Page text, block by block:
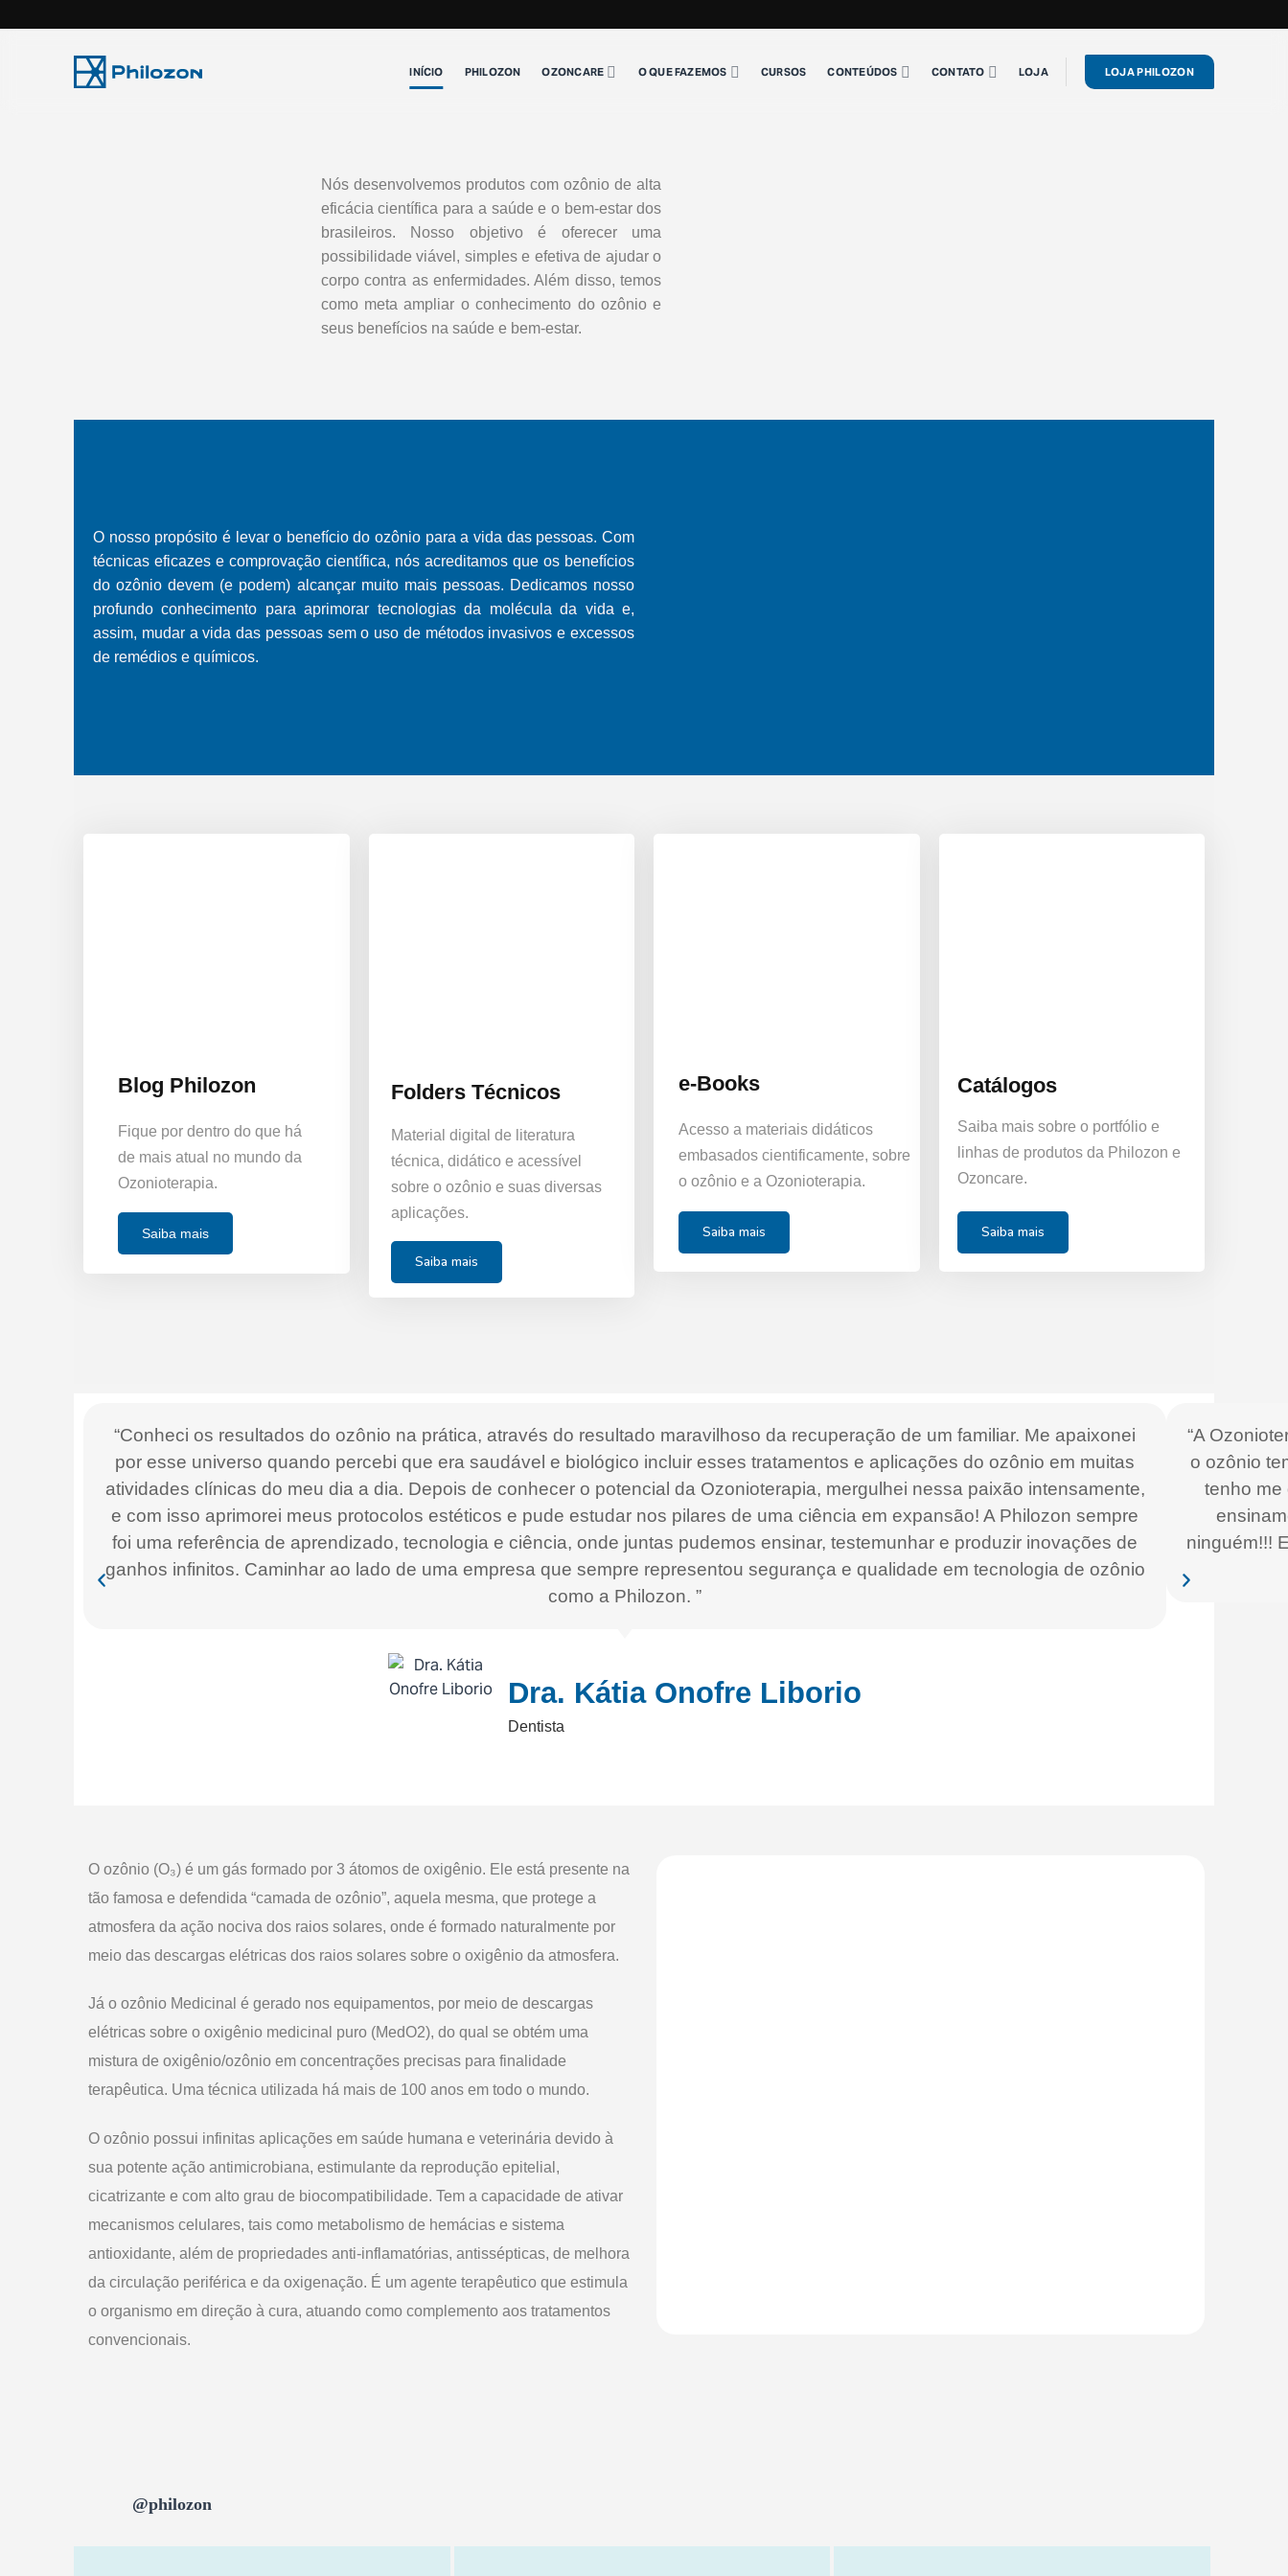
INÍCIO PHILOZON OZONCARE O QUE FAZEMOS CURSOS CONTEÚDOS CONTATO LOJA LOJA PHILOZON
Nós desenvolvemos produtos com ozônio de alta
eficácia científica para a saúde e o bem-estar dos
brasileiros. Nosso objetivo é oferecer uma
possibilidade viável, simples e efetiva de ajudar o
corpo contra as enfermidades. Além disso, temos
como meta ampliar o conhecimento do ozônio e
seus benefícios na saúde e bem-estar.
O nosso propósito é levar o benefício do ozônio para a vida das pessoas. Com
técnicas eficazes e comprovação científica, nós acreditamos que os benefícios
do ozônio devem (e podem) alcançar muito mais pessoas. Dedicamos nosso
profundo conhecimento para aprimorar tecnologias da molécula da vida e,
assim, mudar a vida das pessoas sem o uso de métodos invasivos e excessos
de remédios e químicos.
Blog Philozon
Fique por dentro do que há
de mais atual no mundo da
Ozonioterapia.
Saiba mais
Folders Técnicos
Material digital de literatura
técnica, didático e acessível
sobre o ozônio e suas diversas
aplicações.
Saiba mais
e-Books
Acesso a materiais didáticos
embasados cientificamente, sobre
o ozônio e a Ozonioterapia.
Saiba mais
Catálogos
Saiba mais sobre o portfólio e
linhas de produtos da Philozon e
Ozoncare.
Saiba mais
“Conheci os resultados do ozônio na prática, através do resultado maravilhoso da recuperação de um familiar. Me apaixonei
por esse universo quando percebi que era saudável e biológico incluir esses tratamentos e aplicações do ozônio em muitas
atividades clínicas do meu dia a dia. Depois de conhecer o potencial da Ozonioterapia, mergulhei nessa paixão intensamente,
e com isso aprimorei meus protocolos estéticos e pude estudar nos pilares de uma ciência em expansão! A Philozon sempre
foi uma referência de aprendizado, tecnologia e ciência, onde juntas pudemos ensinar, testemunhar e produzir inovações de
ganhos infinitos. Caminhar ao lado de uma empresa que sempre representou segurança e qualidade em tecnologia de ozônio
como a Philozon. ”
Dra. Kátia Onofre Liborio
Dentista
“A
o ozônio
tenho me
ninguém!!!
O ozônio (O₃) é um gás formado por 3 átomos de oxigênio. Ele está presente na
tão famosa e defendida “camada de ozônio”, aquela mesma, que protege a
atmosfera da ação nociva dos raios solares, onde é formado naturalmente por
meio das descargas elétricas dos raios solares sobre o oxigênio da atmosfera.
Já o ozônio Medicinal é gerado nos equipamentos, por meio de descargas
elétricas sobre o oxigênio medicinal puro (MedO2), do qual se obtém uma
mistura de oxigênio/ozônio em concentrações precisas para finalidade
terapêutica. Uma técnica utilizada há mais de 100 anos em todo o mundo.
O ozônio possui infinitas aplicações em saúde humana e veterinária devido à
sua potente ação antimicrobiana, estimulante da reprodução epitelial,
cicatrizante e com alto grau de biocompatibilidade. Tem a capacidade de ativar
mecanismos celulares, tais como metabolismo de hemácias e sistema
antioxidante, além de propriedades anti-inflamatórias, antissépticas, de melhora
da circulação periférica e da oxigenação. É um agente terapêutico que estimula
o organismo em direção à cura, atuando como complemento aos tratamentos
convencionais.
casino games including slots, roulette, blackjack, poker, and more. With fast
@philozon